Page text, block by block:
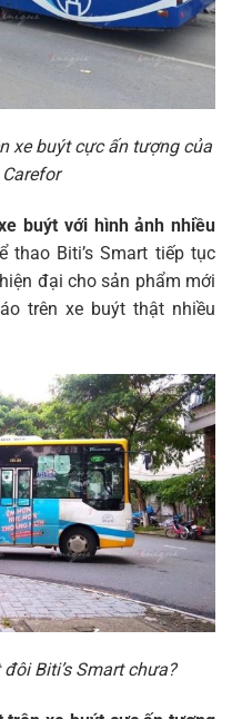
xe buýt cực ấn tượng của
buýt với hình ảnh nhiều
thao Biti’s Smart tiếp tục
đại cho sản phẩm mới
trên xe buýt thật nhiều
Biti’s Smart chưa?